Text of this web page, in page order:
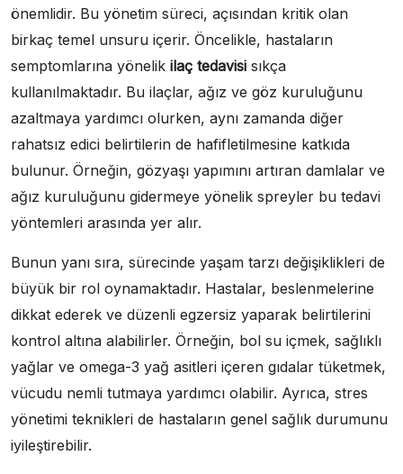
önemlidir. Bu yönetim süreci, açısından kritik olan
birkaç temel unsuru içerir. Öncelikle, hastaların
semptomlarına yönelik ilaç tedavisi sıkça
kullanılmaktadır. Bu ilaçlar, ağız ve göz kuruluğunu
azaltmaya yardımcı olurken, aynı zamanda diğer
rahatsız edici belirtilerin de hafifletilmesine katkıda
bulunur. Örneğin, gözyaşı yapımını artıran damlalar ve
ağız kuruluğunu gidermeye yönelik spreyler bu tedavi
yöntemleri arasında yer alır.
Bunun yanı sıra, sürecinde yaşam tarzı değişiklikleri de
büyük bir rol oynamaktadır. Hastalar, beslenmelerine
dikkat ederek ve düzenli egzersiz yaparak belirtilerini
kontrol altına alabilirler. Örneğin, bol su içmek, sağlıklı
yağlar ve omega-3 yağ asitleri içeren gıdalar tüketmek,
vücudu nemli tutmaya yardımcı olabilir. Ayrıca, stres
yönetimi teknikleri de hastaların genel sağlık durumunu
iyileştirebilir.